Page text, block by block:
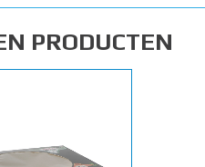
PRODUCTEN